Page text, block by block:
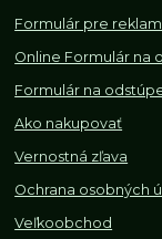
Formulár pre
Online Formulár na
Formulár na
Ako nakupovať
Vernostná zľava
Ochrana osobných
Veľkoobchod